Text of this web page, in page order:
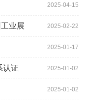
2025-04-15
2025-02-22
业展
2025-01-17
2025-01-02
认证
2025-01-02